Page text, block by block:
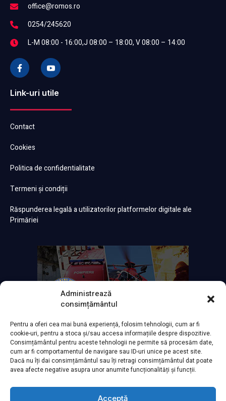
Administrează
consimțământul
Pentru a oferi cea mai bună experiență, folosim tehnologii, cum ar fi
cookie-uri, pentru a stoca și/sau accesa informațiile despre dispozitive.
Consimțământul pentru aceste tehnologii ne permite să procesăm date,
cum ar fi comportamentul de navigare sau ID-uri unice pe acest site.
Dacă nu îți dai consimțământul sau îți retragi consimțământul dat poate
avea afecte negative asupra unor anumite funcționalități și funcții.
Acceptă
office@romos.ro
0254/245620
L-M 08:00 - 16:00,J 08:00 – 18:00, V 08:00 – 14:00
Link-uri utile
Contact
Cookies
Politica de confidentialitate
Termeni și condiții
Răspunderea legală a utilizatorilor platformelor digitale ale
Primăriei